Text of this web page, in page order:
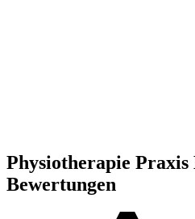
Physiotherapie Praxis
Bewertungen